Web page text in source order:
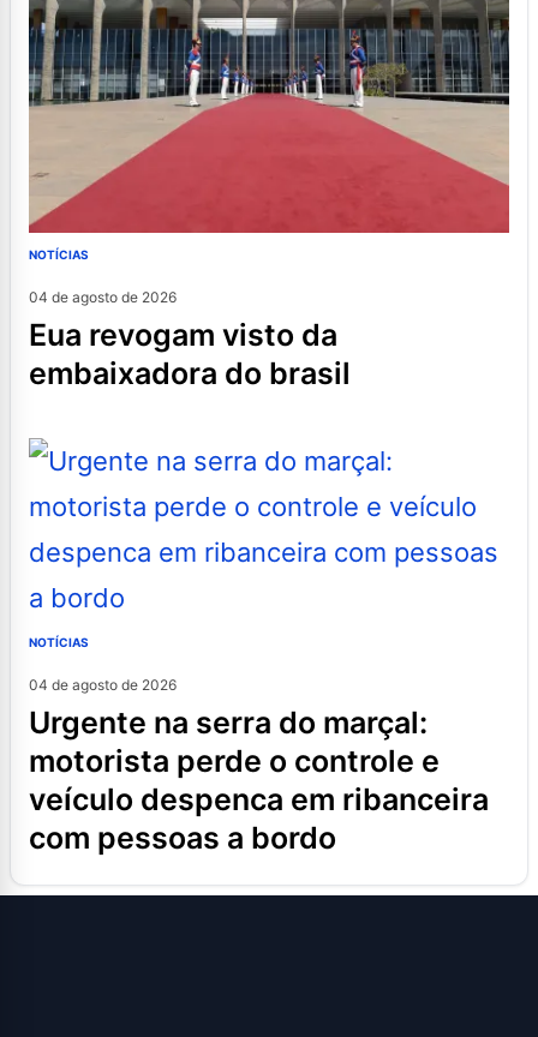
NOTÍCIAS
04 de agosto de 2026
eua revogam visto da
embaixadora do brasil
NOTÍCIAS
04 de agosto de 2026
urgente na serra do marçal:
motorista perde o controle e
veículo despenca em ribanceira
com pessoas a bordo